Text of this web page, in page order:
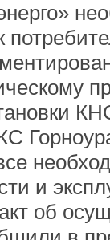
и
об